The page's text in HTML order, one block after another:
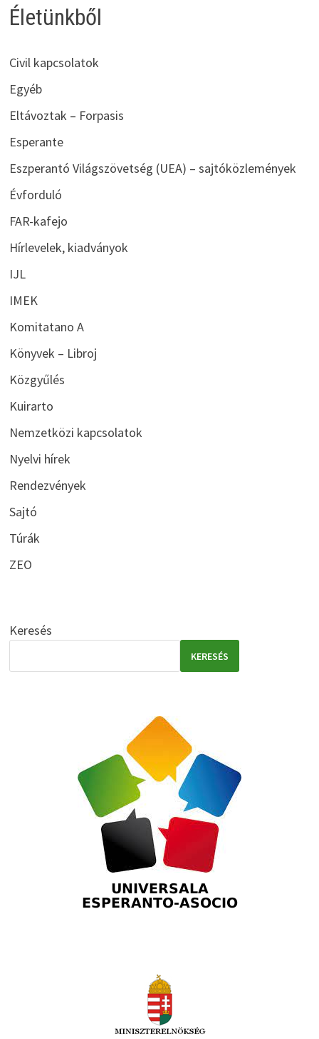
Életünkből
Civil kapcsolatok
Egyéb
Eltávoztak – Forpasis
Esperante
Eszperantó Világszövetség (UEA) – sajtóközlemények
Évforduló
FAR-kafejo
Hírlevelek, kiadványok
IJL
IMEK
Komitatano A
Könyvek – Libroj
Közgyűlés
Kuirarto
Nemzetközi kapcsolatok
Nyelvi hírek
Rendezvények
Sajtó
Túrák
ZEO
Keresés
KERESÉS